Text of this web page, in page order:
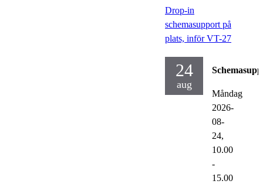
Drop-in
schemasupport på
plats, inför VT-27
24
aug
Måndag
2026-
08-
24,
10.00
-
15.00